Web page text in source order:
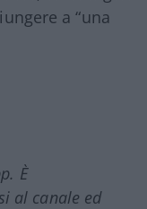
a “una
È
al canale ed